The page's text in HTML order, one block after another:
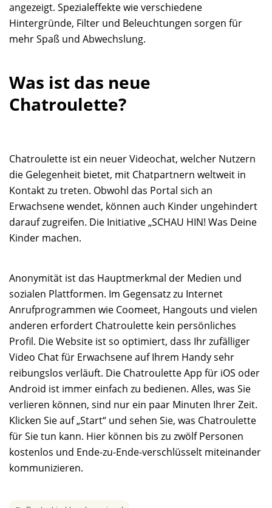
angezeigt. Spezialeffekte wie verschiedene
Hintergründe, Filter und Beleuchtungen sorgen für
mehr Spaß und Abwechslung.
Was ist das neue
Chatroulette?
Chatroulette ist ein neuer Videochat, welcher Nutzern
die Gelegenheit bietet, mit Chatpartnern weltweit in
Kontakt zu treten. Obwohl das Portal sich an
Erwachsene wendet, können auch Kinder ungehindert
darauf zugreifen. Die Initiative „SCHAU HIN! Was Deine
Kinder machen.
Anonymität ist das Hauptmerkmal der Medien und
sozialen Plattformen. Im Gegensatz zu Internet
Anrufprogrammen wie Coomeet, Hangouts und vielen
anderen erfordert Chatroulette kein persönliches
Profil. Die Website ist so optimiert, dass Ihr zufälliger
Video Chat für Erwachsene auf Ihrem Handy sehr
reibungslos verläuft. Die Chatroulette App für iOS oder
Android ist immer einfach zu bedienen. Alles, was Sie
verlieren können, sind nur ein paar Minuten Ihrer Zeit.
Klicken Sie auf „Start“ und sehen Sie, was Chatroulette
für Sie tun kann. Hier können bis zu zwölf Personen
kostenlos und Ende-zu-Ende-verschlüsselt miteinander
kommunizieren.